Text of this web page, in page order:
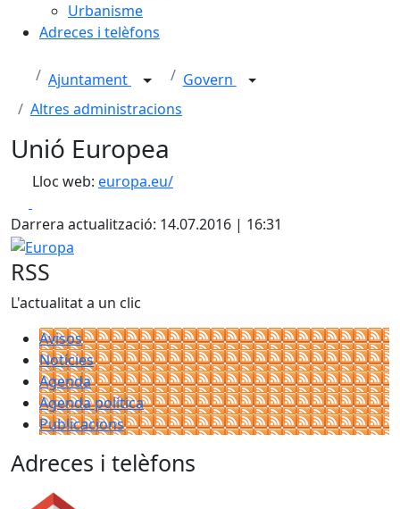
Urbanisme
Adreces i telèfons
Ajuntament
Govern
Altres administracions
Unió Europea
Lloc web: europa.eu/
Darrera actualització: 14.07.2016 | 16:31
Europa
RSS
L'actualitat a un clic
Avisos
Notícies
Agenda
Agenda política
Publicacions
Adreces i telèfons